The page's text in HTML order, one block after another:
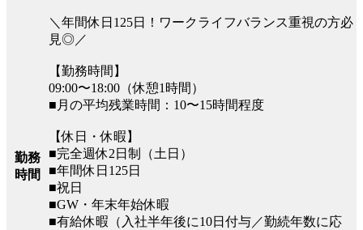
勤務
時間
＼年間休日125日！ワークライフバランス重視の方必
見◎／
【勤務時間】
09:00〜18:00（休憩1時間）
■月の平均残業時間：10〜15時間程度
【休日・休暇】
■完全週休2日制（土日）
■年間休日125日
■祝日
■GW・年末年始休暇
■有給休暇（入社半年後に10日付与／勤続年数に応